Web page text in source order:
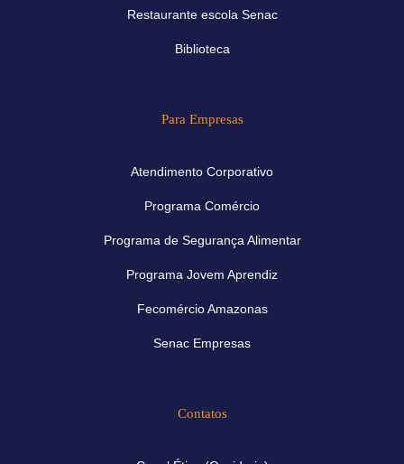
Restaurante escola Senac
Biblioteca
Para Empresas
Atendimento Corporativo
Programa Comércio
Programa de Segurança Alimentar
Programa Jovem Aprendiz
Fecomércio Amazonas
Senac Empresas
Contatos